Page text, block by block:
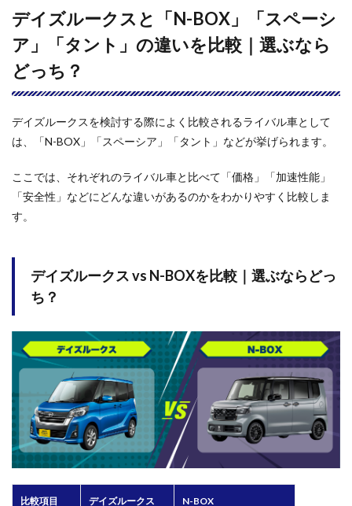
で買
うな
らど
んな
点に
注意
きで
か？
デイズルークスと「N-BOX」「スペーシ
ア」「タント」の違いを比較｜選ぶなら
どっち？
デイズルークスを検討する際によく比較されるライバル車として
は、「N-BOX」「スペーシア」「タント」などが挙げられます。
ここでは、それぞれのライバル車と比べて「価格」「加速性能」
「安全性」などにどんな違いがあるのかをわかりやすく比較しま
す。
デイズルークス vs N-BOXを比較｜選ぶならどっ
ち？
比較項目 デイズルークス N-BOX